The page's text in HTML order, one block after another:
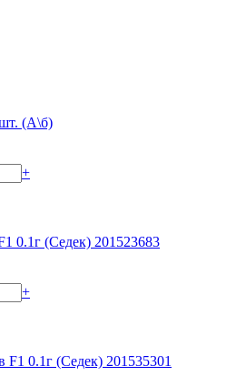
(А\б)
+
0.1г (Седек) 201523683
+
0.1г (Седек) 201535301